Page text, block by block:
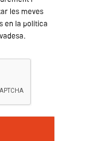
les meves
en la política